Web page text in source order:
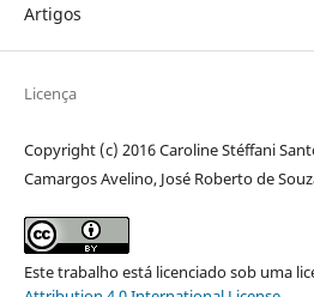
Artigos
Licença
Copyright (c) 2016 Caroline Stéffani
Camargos Avelino, José Roberto de
Este trabalho está licenciado sob uma